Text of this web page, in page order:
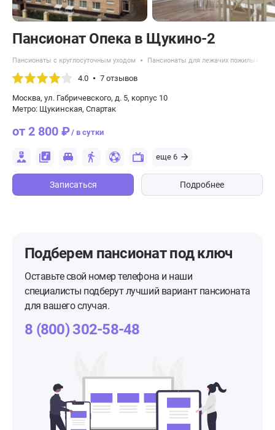
Пансионат Опека в Щукино-2
Пансионаты с круглосуточным уходом Пансионаты для лежачих пожилых
4.0 7 отзывов
Москва, ул. Габричевского, д. 5, корпус 10
Метро: Щукинская, Спартак
от 2 800 ₽/ в сутки
еще 6
Записаться Подробнее
Подберем пансионатпод ключ
Оставьте свой номер телефона и наши
специалисты подберут лучший вариант пансионата
для вашего случая.
8 (800) 302-58-48